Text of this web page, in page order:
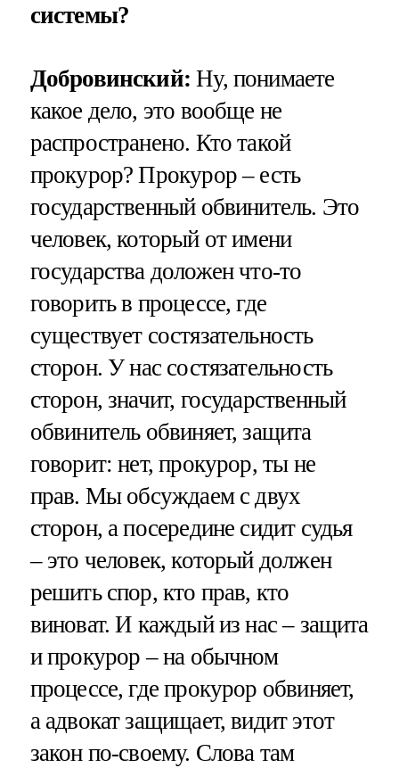
системы?
Добровинский: Ну, понимаете
какое дело, это вообще не
распространено. Кто такой
прокурор? Прокурор – есть
государственный обвинитель. Это
человек, который от имени
государства доложен что-то
говорить в процессе, где
существует состязательность
сторон. У нас состязательность
сторон, значит, государственный
обвинитель обвиняет, защита
говорит: нет, прокурор, ты не
прав. Мы обсуждаем с двух
сторон, а посередине сидит судья
– это человек, который должен
решить спор, кто прав, кто
виноват. И каждый из нас – защита
и прокурор – на обычном
процессе, где прокурор обвиняет,
а адвокат защищает, видит этот
закон по-своему. Слова там